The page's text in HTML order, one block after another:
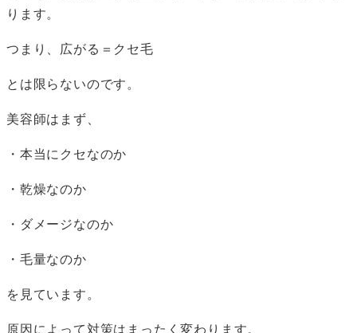
ります。
つまり、広がる＝クセ毛
とは限らないのです。
美容師はまず、
・本当にクセなのか
・乾燥なのか
・ダメージなのか
・毛量なのか
を見ています。
原因によって対策はまったく変わります。